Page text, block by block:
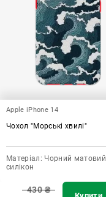
Apple iPhone 14
Чохол "Морські хвилі"
Матеріал: Чорний матовий
силікон
430₴